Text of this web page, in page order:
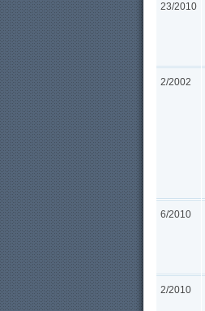
23/2010
2/2002
6/2010
2/2010